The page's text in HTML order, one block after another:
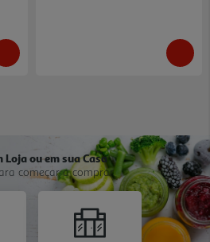
Loja ou em sua Casa
começar a comprar